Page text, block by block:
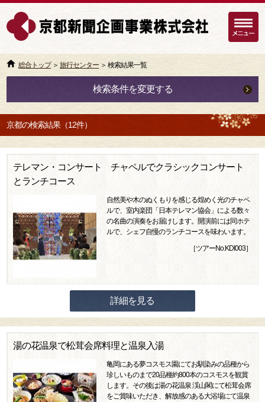
総合トップ＞旅行センター ＞ 検索結果一覧
検索条件を変更する
京都の検索結果（12件）
テレマン・コンサート チャペルでクラシックコンサート
とランチコース
自然美や木のぬくもりを感じる煌めく光のチャペ
ルで、室内楽団「日本テレマン協会」による数々
の名曲の演奏をお届けします。開演前には同ホテ
ルで、シェフ自慢のランチコースを味わいます。
［ツアーNo.KDI003］
詳細を見る
湯の花温泉で松茸会席料理と温泉入湯
亀岡にある夢コスモス園にてお馴染みの品種から
珍しいものまで20品種約800本のコスモスを観賞
します。その後は湯の花温泉 渓山閣にて松茸会席
をご賞味いただき、解放感のある大浴場にて温泉